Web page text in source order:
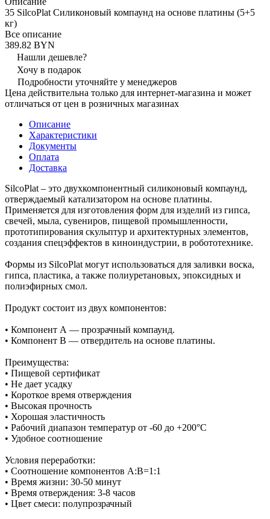
35 SilcoPlat Силиконовый компаунд на основе платины (5+5
кг)
Все описание
389.82 BYN
Нашли дешевле?
Хочу в подарок
Подробности уточняйте у менеджеров
Цена действительна только для интернет-магазина и может
отличаться от цен в розничных магазинах
Описание
Характеристики
Документы
Оплата
Доставка
SilcoPlat – это двухкомпонентный силиконовый компаунд,
отверждаемый катализатором на основе платины.
Применяется для изготовления форм для изделий из гипса,
свечей, мыла, сувениров, пищевой промышленности,
прототипирования скульптур и архитектурных элементов,
создания спецэффектов в киноиндустрии, в робототехнике.
Формы из SilcoPlat могут использоваться для заливки воска,
гипса, пластика, а также полиуретановых, эпоксидных и
полиэфирных смол.
Продукт состоит из двух компонентов:
• Компонент А — прозрачный компаунд.
• Компонент В — отвердитель на основе платины.
Преимущества:
• Пищевой сертификат
• Не дает усадку
• Короткое время отверждения
• Высокая прочность
• Хорошая эластичность
• Рабочий диапазон температур от -60 до +200°С
• Удобное соотношение
Условия переработки:
• Соотношение компонентов А:В=1:1
• Время жизни: 30-50 минут
• Время отверждения: 3-8 часов
• Цвет смеси: полупрозрачный